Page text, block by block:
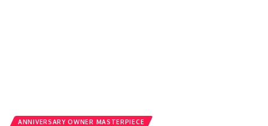
ANNIVERSARY OWNER MASTERPIECE